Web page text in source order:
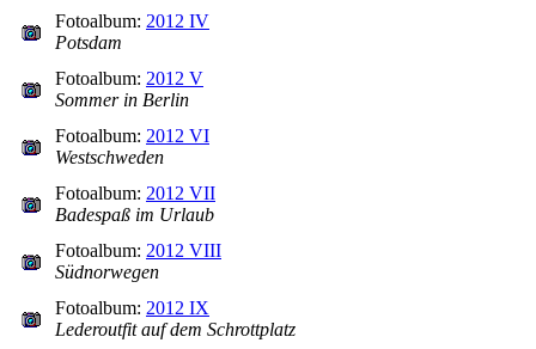
Fotoalbum: 2012 IV
Potsdam
Fotoalbum: 2012 V
Sommer in Berlin
Fotoalbum: 2012 VI
Westschweden
Fotoalbum: 2012 VII
Badespaß im Urlaub
Fotoalbum: 2012 VIII
Südnorwegen
Fotoalbum: 2012 IX
Lederoutfit auf dem Schrottplatz